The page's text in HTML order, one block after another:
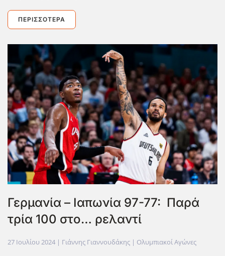
ΠΕΡΙΣΣΌΤΕΡΑ
Γερμανία – Ιαπωνία 97-77: Παρά
τρία 100 στο… ρελαντί
27 Ιουλίου 2024 | Γιάννης Γιαννουδάκης | Ολυμπιακοί Αγώνες